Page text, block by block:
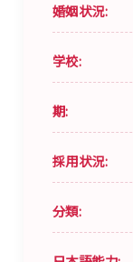
婚姻状況:
学校:
期:
採用状況:
分類: